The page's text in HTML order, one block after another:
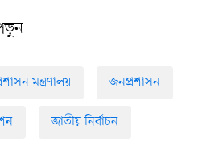
মন্ত্রণালয় জনপ্রশাসন
জাতীয় নির্বাচন